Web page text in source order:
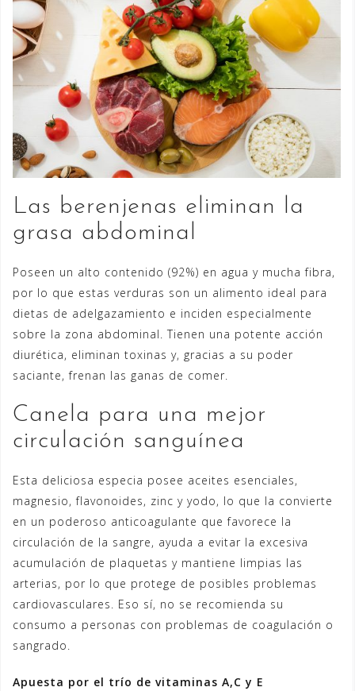
Las berenjenas eliminan la
grasa abdominal
Poseen un alto contenido (92%) en agua y mucha fibra,
por lo que estas verduras son un alimento ideal para
dietas de adelgazamiento e inciden especialmente
sobre la zona abdominal. Tienen una potente acción
diurética, eliminan toxinas y, gracias a su poder
saciante, frenan las ganas de comer.
Canela para una mejor
circulación sanguínea
Esta deliciosa especia posee aceites esenciales,
magnesio, flavonoides, zinc y yodo, lo que la convierte
en un poderoso anticoagulante que favorece la
circulación de la sangre, ayuda a evitar la excesiva
acumulación de plaquetas y mantiene limpias las
arterias, por lo que protege de posibles problemas
cardiovasculares. Eso sí, no se recomienda su
consumo a personas con problemas de coagulación o
sangrado.
Apuesta por el trío de vitaminas A,C y E